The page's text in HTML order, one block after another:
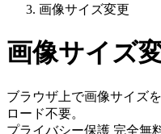
画像サイズ変更
画像サイズ
ブラウザ上で画像サイズ
ロード不要。
プライバシー保護 完全無